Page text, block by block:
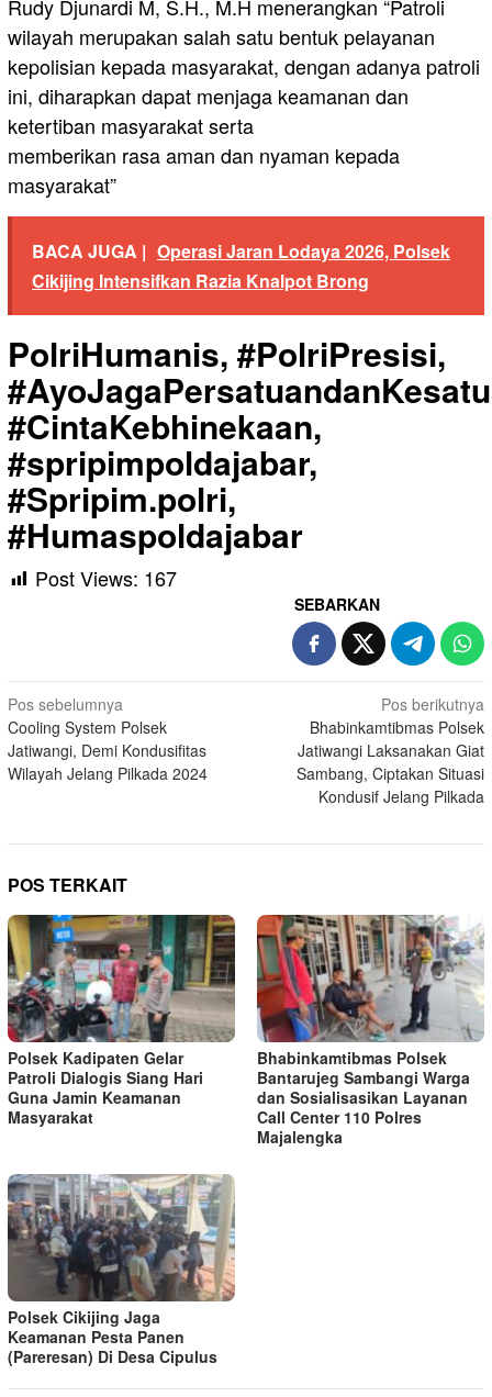
Rudy Djunardi M, S.H., M.H menerangkan “Patroli
wilayah merupakan salah satu bentuk pelayanan
kepolisian kepada masyarakat, dengan adanya patroli
ini, diharapkan dapat menjaga keamanan dan
ketertiban masyarakat serta
memberikan rasa aman dan nyaman kepada
masyarakat”
BACA JUGA | Operasi Jaran Lodaya 2026, Polsek
Cikijing Intensifkan Razia Knalpot Brong
PolriHumanis, #PolriPresisi,
#CintaKebhinekaan,
#spripimpoldajabar,
#Spripim.polri,
#Humaspoldajabar
Post Views: 167
SEBARKAN
Navigasi
pos
Pos sebelumnya
Cooling System Polsek
Jatiwangi, Demi Kondusifitas
Wilayah Jelang Pilkada 2024
Pos berikutnya
Bhabinkamtibmas Polsek
Jatiwangi Laksanakan Giat
Sambang, Ciptakan Situasi
Kondusif Jelang Pilkada
POS TERKAIT
Polsek Kadipaten Gelar
Patroli Dialogis Siang Hari
Guna Jamin Keamanan
Masyarakat
Bhabinkamtibmas Polsek
Bantarujeg Sambangi Warga
dan Sosialisasikan Layanan
Call Center 110 Polres
Majalengka
Polsek Cikijing Jaga
Keamanan Pesta Panen
(Pareresan) Di Desa Cipulus